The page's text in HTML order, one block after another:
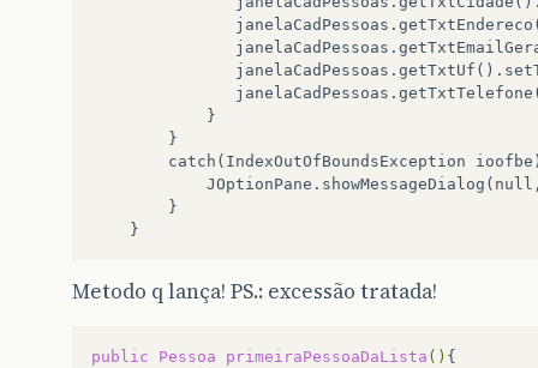
janelaCadPessoas . getTxtEndereco
janelaCadPessoas .
janelaCadPessoas . getTxtUf ().
janelaCadPessoas . getTxtTelefone
}
}
catch ( IndexOutOfBoundsException ioofbe
JOptionPane . showMessageDialog ( null
}
}
Metodo q lança! PS.: excessão tratada!
public Pessoa primeiraPessoaDaLista ()